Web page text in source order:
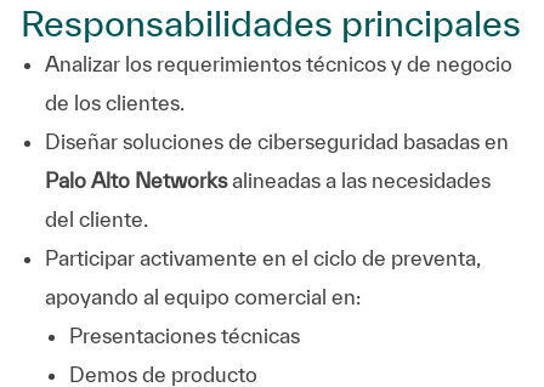
Responsabilidades principales
Analizar los requerimientos técnicos y de negocio
de los clientes.
Diseñar soluciones de ciberseguridad basadas en
Palo Alto Networksalineadas a las necesidades
del cliente.
Participar activamente en el ciclo de preventa,
apoyando al equipo comercial en:
Presentaciones técnicas
Demos de producto